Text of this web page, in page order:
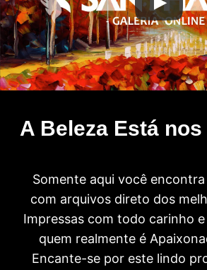
A Beleza Está
Somente aqui você
com arquivos direto dos
Impressas com todo carinho
quem realmente é
Encante-se por este lindo